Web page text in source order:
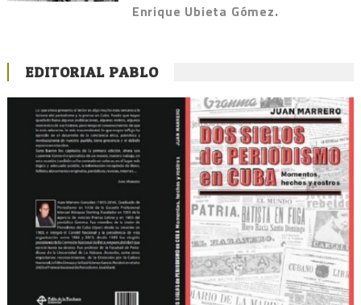
Enrique Ubieta Gómez.
EDITORIAL PABLO